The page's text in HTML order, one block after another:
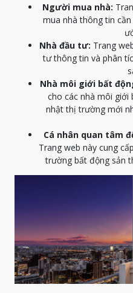
Người mua nhà:
mua nhà thông tin
Nhà đầu tư: Trang
tư thông tin và phân
Nhà môi giới bất
cho các nhà môi giới
nhật thị trường mới
Cá nhân quan tâm
Trang web này cung
trường bất động sản